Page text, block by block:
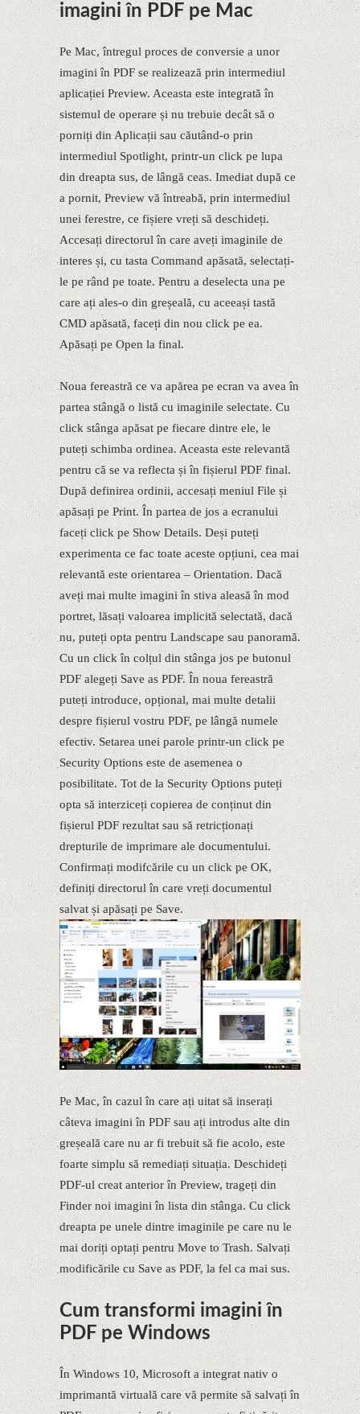
imagini în PDF pe Mac
Pe Mac, întregul proces de conversie a unor
imagini în PDF se realizează prin intermediul
aplicației Preview. Aceasta este integrată în
sistemul de operare și nu trebuie decât să o
porniți din Aplicații sau căutând-o prin
intermediul Spotlight, printr-un click pe lupa
din dreapta sus, de lângă ceas. Imediat după ce
a pornit, Preview vă întreabă, prin intermediul
unei ferestre, ce fișiere vreți să deschideți.
Accesați directorul în care aveți imaginile de
interes și, cu tasta Command apăsată, selectați-
le pe rând pe toate. Pentru a deselecta una pe
care ați ales-o din greșeală, cu aceeași tastă
CMD apăsată, faceți din nou click pe ea.
Apăsați pe Open la final.
Noua fereastră ce va apărea pe ecran va avea în
partea stângă o listă cu imaginile selectate. Cu
click stânga apăsat pe fiecare dintre ele, le
puteți schimba ordinea. Aceasta este relevantă
pentru că se va reflecta și în fișierul PDF final.
După definirea ordinii, accesați meniul File și
apăsați pe Print. În partea de jos a ecranului
faceți click pe Show Details. Deși puteți
experimenta ce fac toate aceste opțiuni, cea mai
relevantă este orientarea – Orientation. Dacă
aveți mai multe imagini în stiva aleasă în mod
portret, lăsați valoarea implicită selectată, dacă
nu, puteți opta pentru Landscape sau panoramă.
Cu un click în colțul din stânga jos pe butonul
PDF alegeți Save as PDF. În noua fereastră
puteți introduce, opțional, mai multe detalii
despre fișierul vostru PDF, pe lângă numele
efectiv. Setarea unei parole printr-un click pe
Security Options este de asemenea o
posibilitate. Tot de la Security Options puteți
opta să interziceți copierea de conținut din
fișierul PDF rezultat sau să retricționați
drepturile de imprimare ale documentului.
Confirmați modifcările cu un click pe OK,
definiți directorul în care vreți documentul
salvat și apăsați pe Save.
Pe Mac, în cazul în care ați uitat să inserați
câteva imagini în PDF sau ați introdus alte din
greșeală care nu ar fi trebuit să fie acolo, este
foarte simplu să remediați situația. Deschideți
PDF-ul creat anterior în Preview, trageți din
Finder noi imagini în lista din stânga. Cu click
dreapta pe unele dintre imaginile pe care nu le
mai doriți optați pentru Move to Trash. Salvați
modificările cu Save as PDF, la fel ca mai sus.
Cum transformi imagini în
PDF pe Windows
În Windows 10, Microsoft a integrat nativ o
imprimantă virtuală care vă permite să salvați în